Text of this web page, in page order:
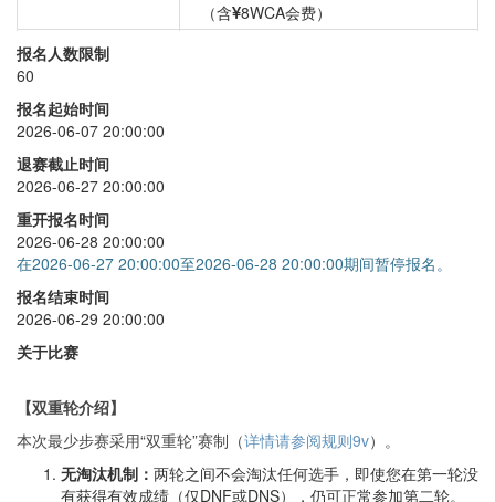
（含 8WCA会费）
最少步
报名人数限制
60
报名起始时间
2026-06-07 20:00:00
退赛截止时间
2026-06-27 20:00:00
重开报名时间
2026-06-28 20:00:00
在2026-06-27 20:00:00至2026-06-28 20:00:00期间暂停报名。
报名结束时间
2026-06-29 20:00:00
关于比赛
【双重轮介绍】
本次最少步赛采用“双重轮”赛制（详情请参阅规则9v）。
无淘汰机制： 两轮之间不会淘汰任何选手，即使您在第一轮没
有获得有效成绩（仅DNF或DNS），仍可正常参加第二轮。